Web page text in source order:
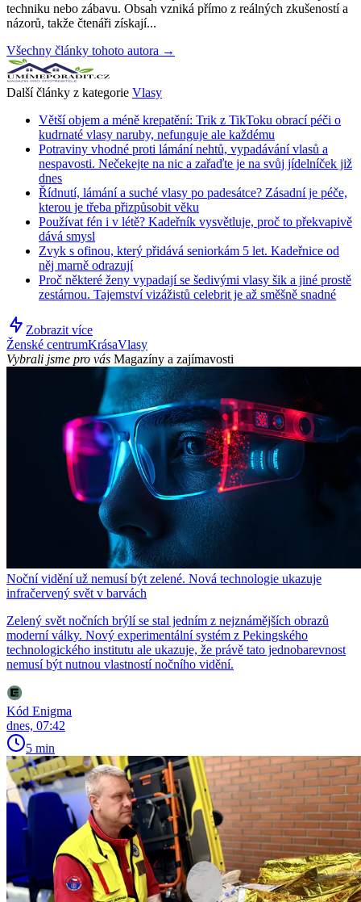
techniku nebo zábavu. Obsah vzniká přímo z reálných zkušeností a
názorů, takže čtenáři získají...
Všechny články tohoto autora →
Další články z kategorie Vlasy
Větší objem a méně krepatění: Trik z TikToku obrací péči o
kudrnaté vlasy naruby, nefunguje ale každému
Potraviny vhodné proti lámání nehtů, vypadávání vlasů a
nespavosti. Nečekejte na nic a zařaďte je na svůj jídelníček již
dnes
Řídnutí, lámání a suché vlasy po padesátce? Zásadní je péče,
kterou je třeba přizpůsobit věku
Používat fén i v létě? Kadeřník vysvětluje, proč to překvapivě
dává smysl
Zvyk s ofinou, který přidává seniorkám 5 let. Kadeřnice od
něj marně odrazují
Proč některé ženy vypadají se šedivými vlasy šik a jiné prostě
zestárnou. Tajemství vizážistů celebrit je až směšně snadné
Zobrazit více
Ženské centrumKrásaVlasy
Vybrali jsme pro vás Magazíny a zajímavosti
Noční vidění už nemusí být zelené. Nová technologie ukazuje
infračervený svět v barvách
Zelený svět nočních brýlí se stal jedním z nejznámějších obrazů
moderní války. Nový experimentální systém z Pekingského
technologického institutu ale ukazuje, že právě tato jednobarevnost
nemusí být nutnou vlastností nočního vidění.
Kód Enigma
dnes, 07:42
5 min